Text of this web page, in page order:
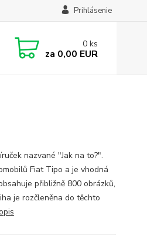
Prihlásenie
0 ks
za 0,00 EUR
nazvané "Jak na to?".
Fiat Tipo a je vhodná
přibližně 800 obrázků,
je rozčleněna do těchto